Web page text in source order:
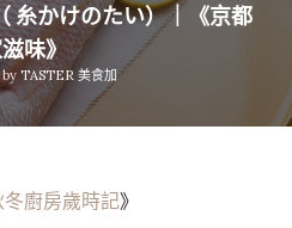
糸かけのたい）｜《京都
味》
by TASTER 美食加
廚房歲時記》